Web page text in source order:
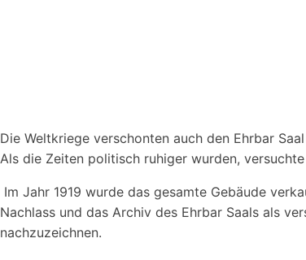
Die Weltkriege verschonten auch den Ehrbar
Als die Zeiten politisch ruhiger wurden,
Im Jahr 1919 wurde das gesamte Gebäude
Nachlass und das Archiv des Ehrbar Saals als
nachzuzeichnen.